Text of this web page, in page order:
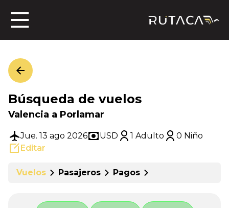
Búsqueda de vuelos
Valencia a Porlamar
Jue. 13 ago 2026 USD 1 Adulto
0 Niño
Editar
Vuelos Pasajeros Pagos